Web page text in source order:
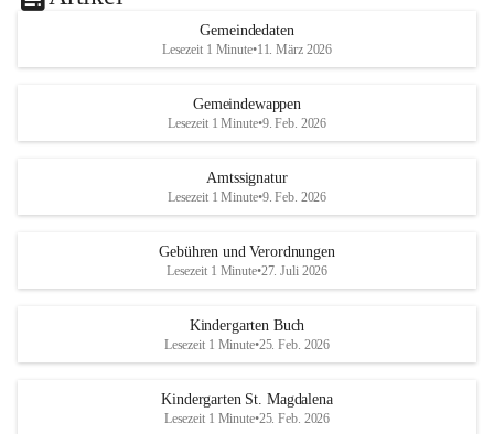
Gemeindedaten
Lesezeit 1 Minute•11. März 2026
Gemeindewappen
Lesezeit 1 Minute•9. Feb. 2026
Amtssignatur
Lesezeit 1 Minute•9. Feb. 2026
Gebühren und Verordnungen
Lesezeit 1 Minute•27. Juli 2026
Kindergarten Buch
Lesezeit 1 Minute•25. Feb. 2026
Kindergarten St. Magdalena
Lesezeit 1 Minute•25. Feb. 2026